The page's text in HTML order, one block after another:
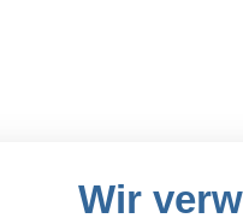
Wir